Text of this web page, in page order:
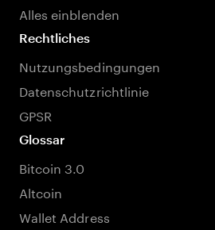
Alles einblenden
Rechtliches
Nutzungsbedingungen
Datenschutzrichtlinie
GPSR
Glossar
Bitcoin 3.0
Altcoin
Wallet Address